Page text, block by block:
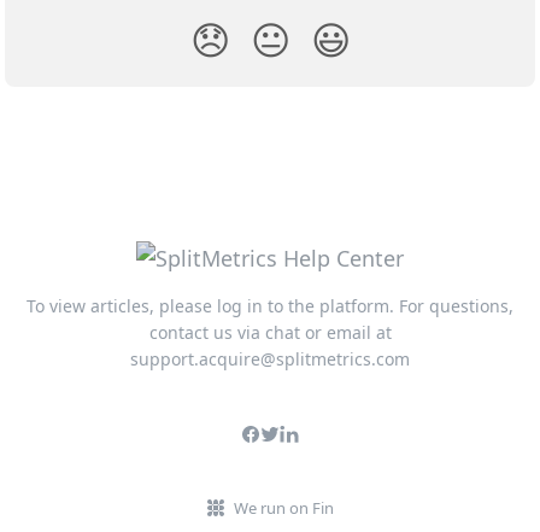
😞 😐 😃
To view articles, please log in to the platform. For questions,
contact us via chat or email at
support.acquire@splitmetrics.com
We run on Fin